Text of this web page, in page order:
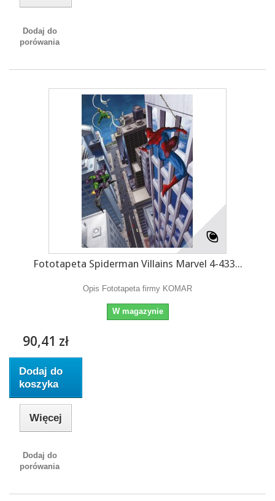
Dodaj do
porówania
Fototapeta Spiderman Villains Marvel 4-433...
Opis Fototapeta firmy KOMAR
W magazynie
90,41 zł
Dodaj do
koszyka
Więcej
Dodaj do
porówania